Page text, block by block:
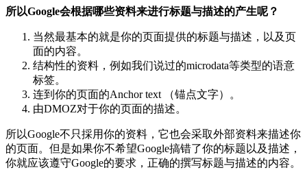
所以Google会根据哪些资料来进行标题与描述的产生呢？
当然最基本的就是你的页面提供的标题与描述，以及页
面的内容。
结构性的资料，例如我们说过的microdata等类型的语意
标签。
连到你的页面的Anchor text （锚点文字）。
由DMOZ对于你的页面的描述。
所以Google不只採用你的资料，它也会采取外部资料来描述你
的页面。但是如果你不希望Google搞错了你的标题以及描述，
你就应该遵守Google的要求，正确的撰写标题与描述的内容。